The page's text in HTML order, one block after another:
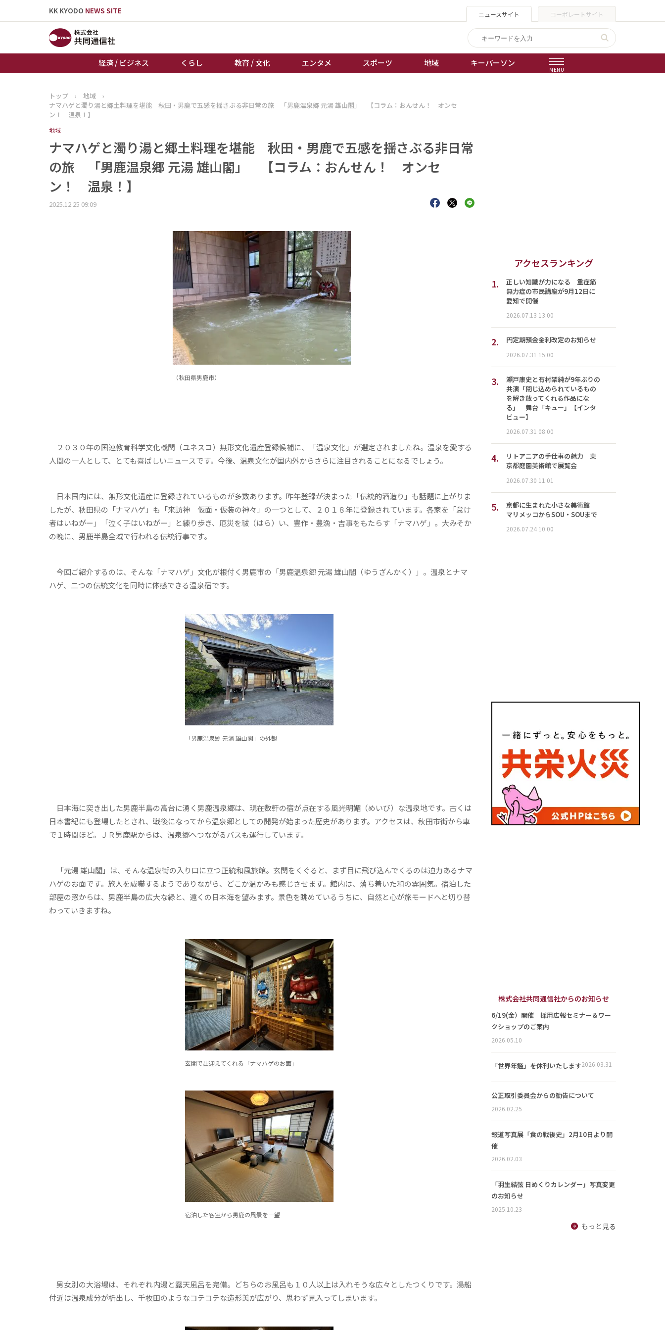
KK KYODO NEWS SITE ニュースサイト コーポレートサイト
経済 / ビジネス くらし 教育 / 文化 エンタメ スポーツ 地域 キーパーソン
MENU
トップページ
エンタメ
スポーツ
地域
競輪
ボートレース
トップ › 地域
›
ナマハゲと濁り湯と郷土料理を堪能 秋田・男鹿で五感を揺さぶる非日常の旅 「男鹿温泉郷 元湯 雄山閣」 【コラム：おんせん！ オンセ
ン！ 温泉！】
地域
ナマハゲと濁り湯と郷土料理を堪能 秋田・男鹿で五感を揺さぶる非日常
の旅 「男鹿温泉郷 元湯 雄山閣」 【コラム：おんせん！ オンセ
ン！ 温泉！】
2025.12.25 09:09
（秋田県男鹿市）
２０３０年の国連教育科学文化機関（ユネスコ）無形文化遺産登録候補に、「温泉文化」が選定されましたね。温泉を愛する
人間の一人として、とても喜ばしいニュースです。今後、温泉文化が国内外からさらに注目されることになるでしょう。
日本国内には、無形文化遺産に登録されているものが多数あります。昨年登録が決まった「伝統的酒造り」も話題に上がりま
したが、秋田県の「ナマハゲ」も「来訪神 仮面・仮装の神々」の一つとして、２０１８年に登録されています。各家を「怠け
者はいねがー」「泣く子はいねがー」と練り歩き、厄災を祓（はら）い、豊作・豊漁・吉事をもたらす「ナマハゲ」。大みそか
の晩に、男鹿半島全域で行われる伝統行事です。
今回ご紹介するのは、そんな「ナマハゲ」文化が根付く男鹿市の「男鹿温泉郷 元湯 雄山閣（ゆうざんかく）」。温泉とナマ
ハゲ、二つの伝統文化を同時に体感できる温泉宿です。
「男鹿温泉郷 元湯 雄山閣」の外観
日本海に突き出した男鹿半島の高台に湧く男鹿温泉郷は、現在数軒の宿が点在する風光明媚（めいび）な温泉地です。古くは
日本書紀にも登場したとされ、戦後になってから温泉郷としての開発が始まった歴史があります。アクセスは、秋田市街から車
で１時間ほど。ＪＲ男鹿駅からは、温泉郷へつながるバスも運行しています。
「元湯 雄山閣」は、そんな温泉街の入り口に立つ正統和風旅館。玄関をくぐると、まず目に飛び込んでくるのは迫力あるナマ
ハゲのお面です。旅人を威嚇するようでありながら、どこか温かみも感じさせます。館内は、落ち着いた和の雰囲気。宿泊した
部屋の窓からは、男鹿半島の広大な緑と、遠くの日本海を望みます。景色を眺めているうちに、自然と心が旅モードへと切り替
わっていきますね。
玄関で出迎えてくれる「ナマハゲのお面」
宿泊した客室から男鹿の風景を一望
男女別の大浴場は、それぞれ内湯と露天風呂を完備。どちらのお風呂も１０人以上は入れそうな広々としたつくりです。湯船
付近は温泉成分が析出し、千枚田のようなコテコテな造形美が広がり、思わず見入ってしまいます。
アクセスランキング
1.
正しい知識が力になる 重症筋
無力症の市民講座が9月12日に
愛知で開催
2026.07.13 13:00
2. 円定期預金金利改定のお知らせ
2026.07.31 15:00
3.
瀬戸康史と有村架純が9年ぶりの
共演「閉じ込められているもの
を解き放ってくれる作品にな
る」 舞台「キュー」【インタ
ビュー】
2026.07.31 08:00
4.
リトアニアの手仕事の魅力 東
京都庭園美術館で展覧会
2026.07.30 11:01
5.
京都に生まれた小さな美術館
マリメッコからSOU・SOUまで
2026.07.24 10:00
株式会社共同通信社からのお知らせ
6/19(金）開催 採用広報セミナー＆ワー
クショップのご案内
2026.05.10
「世界年鑑」を休刊いたします2026.03.31
公正取引委員会からの勧告について
2026.02.25
報道写真展「食の戦後史」2月10日より開
催
2026.02.03
「羽生結弦 日めくりカレンダー」写真変更
のお知らせ
2025.10.23
もっと見る